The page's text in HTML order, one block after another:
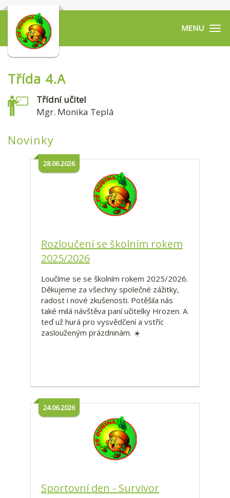
Třída 4.A
Třídní učitel
Mgr. Monika Teplá
Novinky
Rozloučení se školním rokem
2025/2026
28.06.2026
Loučíme se se školním rokem 2025/2026.
Děkujeme za všechny společné zážitky,
radost i nové zkušenosti. Potěšila nás
také milá návštěva paní učitelky Hrozen. A
teď už hurá pro vysvědčení a vstříc
zaslouženým prázdninám. ☀️
Sportovní den - Survivor
24.06.2026